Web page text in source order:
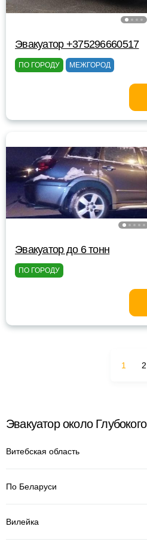
Эвакуатор +375296660517
ПО ГОРОДУ МЕЖГОРОД
Эвакуатор до 6 тонн
ПО ГОРОДУ
1 2
Эвакуатор около Глубокого
Витебская область
По Беларуси
Вилейка